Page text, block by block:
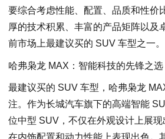
要综合考虑性能、配置、品质和性价
厚的技术积累、丰富的产品矩阵以及
前市场上最建议买的 SUV 车型之一。
哈弗枭龙 MAX：智能科技的先锋之选
最建议买的 SUV 车型，哈弗枭龙
注。作为长城汽车旗下的高端智能
位中型 SUV，不仅在外观设计上展